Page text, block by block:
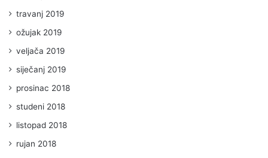
travanj 2019
ožujak 2019
veljača 2019
siječanj 2019
prosinac 2018
studeni 2018
listopad 2018
rujan 2018